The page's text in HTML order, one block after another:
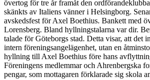
övertog för tre år framåt den
skänkts av Italiens vänner i Helsingborg.
avskedsfest för Axel Boethius. Bankett med
Lorensberg. Bland hyllningstalarna var dir.
talade för Göteborgs stad. Detta visar, att det
intern föreningsangelägenhet, utan en
hyllning till Axel Boethius före hans
Föreningens medlemmar och Ahrenbergska
pengar, som mottagaren förklarade sig skola